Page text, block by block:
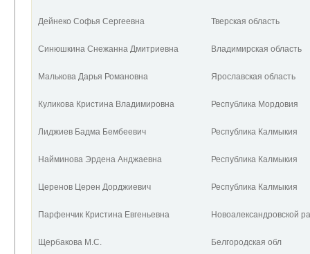
Дейнеко Софья Сергеевна Тверская область
Синюшкина Снежанна Дмитриевна Владимирская область
Малькова Дарья Романовна Ярославская область
Куликова Кристина Владимировна Республика Мордовия
Лиджиев Бадма Бембеевич Республика Калмыкия
Найминова Эрдена Анджаевна Республика Калмыкия
Церенов Церен Дорджиевич Республика Калмыкия
Парфенчик Кристина Евгеньевна Новоалександровской
Щербакова М.С. Белгородская обл